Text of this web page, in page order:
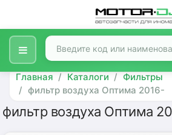
Главная Каталоги
Фильтры
фильтр воздуха Оптима 2016-
фильтр воздуха Оптима